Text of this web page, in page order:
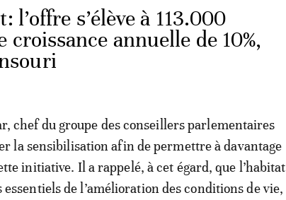
l’offre s’élève à 113.000
annuelle de 10%,
chef du groupe des conseillers parlementaires
la sensibilisation afin de permettre à davantage
initiative. Il a rappelé, à cet égard, que l’habitat
de l’amélioration des conditions de vie,